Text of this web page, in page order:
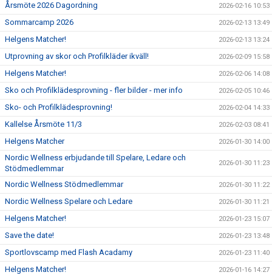
Årsmöte 2026 Dagordning 2026-02-16 10:53
Sommarcamp 2026 2026-02-13 13:49
Helgens Matcher! 2026-02-13 13:24
Utprovning av skor och Profilkläder ikväll! 2026-02-09 15:58
Helgens Matcher! 2026-02-06 14:08
Sko och Profilklädesprovning - fler bilder - mer info 2026-02-05 10:46
Sko- och Profilklädesprovning! 2026-02-04 14:33
Kallelse Årsmöte 11/3 2026-02-03 08:41
Helgens Matcher 2026-01-30 14:00
Nordic Wellness erbjudande till Spelare, Ledare och
Stödmedlemmar
2026-01-30 11:23
Nordic Wellness Stödmedlemmar 2026-01-30 11:22
Nordic Wellness Spelare och Ledare 2026-01-30 11:21
Helgens Matcher! 2026-01-23 15:07
Save the date! 2026-01-23 13:48
Sportlovscamp med Flash Acadamy 2026-01-23 11:40
Helgens Matcher! 2026-01-16 14:27